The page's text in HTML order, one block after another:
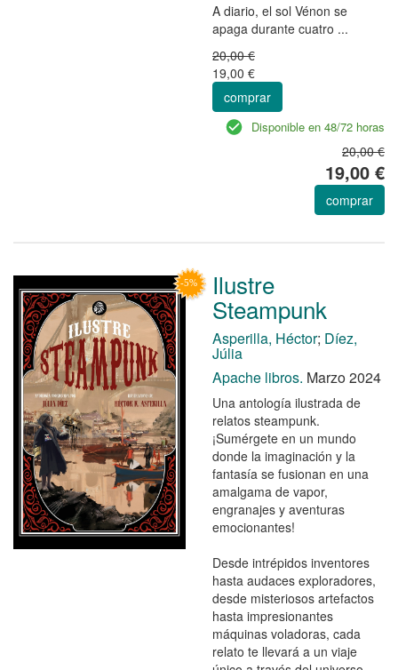
A diario, el sol Vénon se
apaga durante cuatro ...
20,00 €
19,00 €
comprar
Disponible en 48/72 horas
20,00 €
19,00 €
comprar
Ilustre
Steampunk
Asperilla, Héctor; Díez,
Júlia
Apache libros. Marzo 2024
Una antología ilustrada de
relatos steampunk.
¡Sumérgete en un mundo
donde la imaginación y la
fantasía se fusionan en una
amalgama de vapor,
engranajes y aventuras
emocionantes!
Desde intrépidos inventores
hasta audaces exploradores,
desde misteriosos artefactos
hasta impresionantes
máquinas voladoras, cada
relato te llevará a un viaje